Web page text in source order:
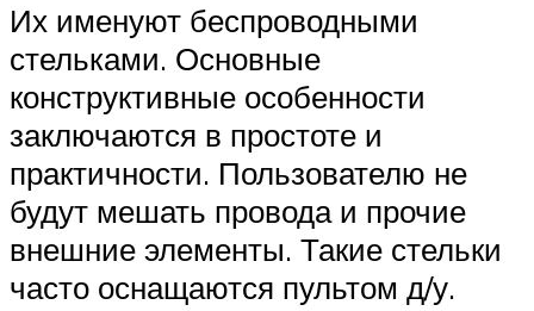
Их именуют беспроводными
стельками. Основные
конструктивные особенности
заключаются в простоте и
практичности. Пользователю не
будут мешать провода и прочие
внешние элементы. Такие стельки
часто оснащаются пультом д/у.